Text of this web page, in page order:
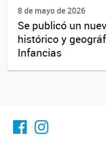
8 de mayo de 2026
Se publicó un
histórico y
Infancias
Facebook
Instagram